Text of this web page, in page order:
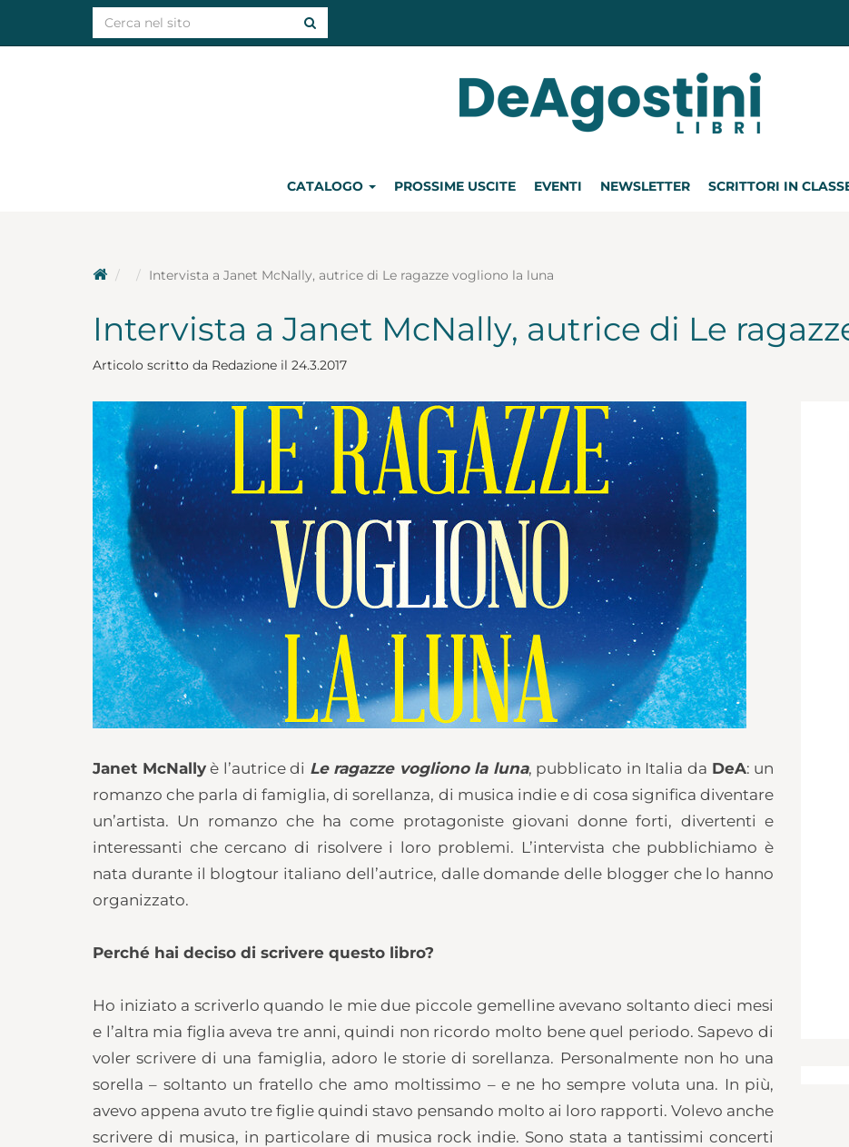
CATALOGO PROSSIME USCITE EVENTI NEWSLETTER SCRITTORI IN
Intervista a Janet McNally, autrice di Le ragazze vogliono la luna
Intervista a Janet McNally, autrice di Le
Articolo scritto da Redazione il 24.3.2017
Janet McNallyè l’autrice di Le ragazze vogliono la luna, pubblicato in Italia da DeA: un
romanzo che parla di famiglia, di sorellanza, di musica indie e di cosa significa diventare
un’artista. Un romanzo che ha come protagoniste giovani donneforti, divertenti e
interessanti che cercano di risolvere i loro problemi. L’intervista che pubblichiamo è
nata durante il blogtour italiano dell’autrice, dalle domande delle blogger che lo hanno
organizzato.
Perché hai deciso di scrivere questo libro?
Ho iniziato a scriverlo quando le mie due piccole gemelline avevano soltanto dieci mesi
e l’altra mia figlia aveva tre anni, quindi non ricordo molto bene quel periodo. Sapevo di
voler scrivere di una famiglia, adoro le storie di sorellanza. Personalmente non ho una
sorella – soltanto un fratello che amo moltissimo – e ne ho sempre voluta una. In più,
avevo appena avuto tre figlie quindi stavo pensando molto ai loro rapporti. Volevo anche
scrivere di musica, in particolare di musica rock indie. Sono stata a tantissimi concerti